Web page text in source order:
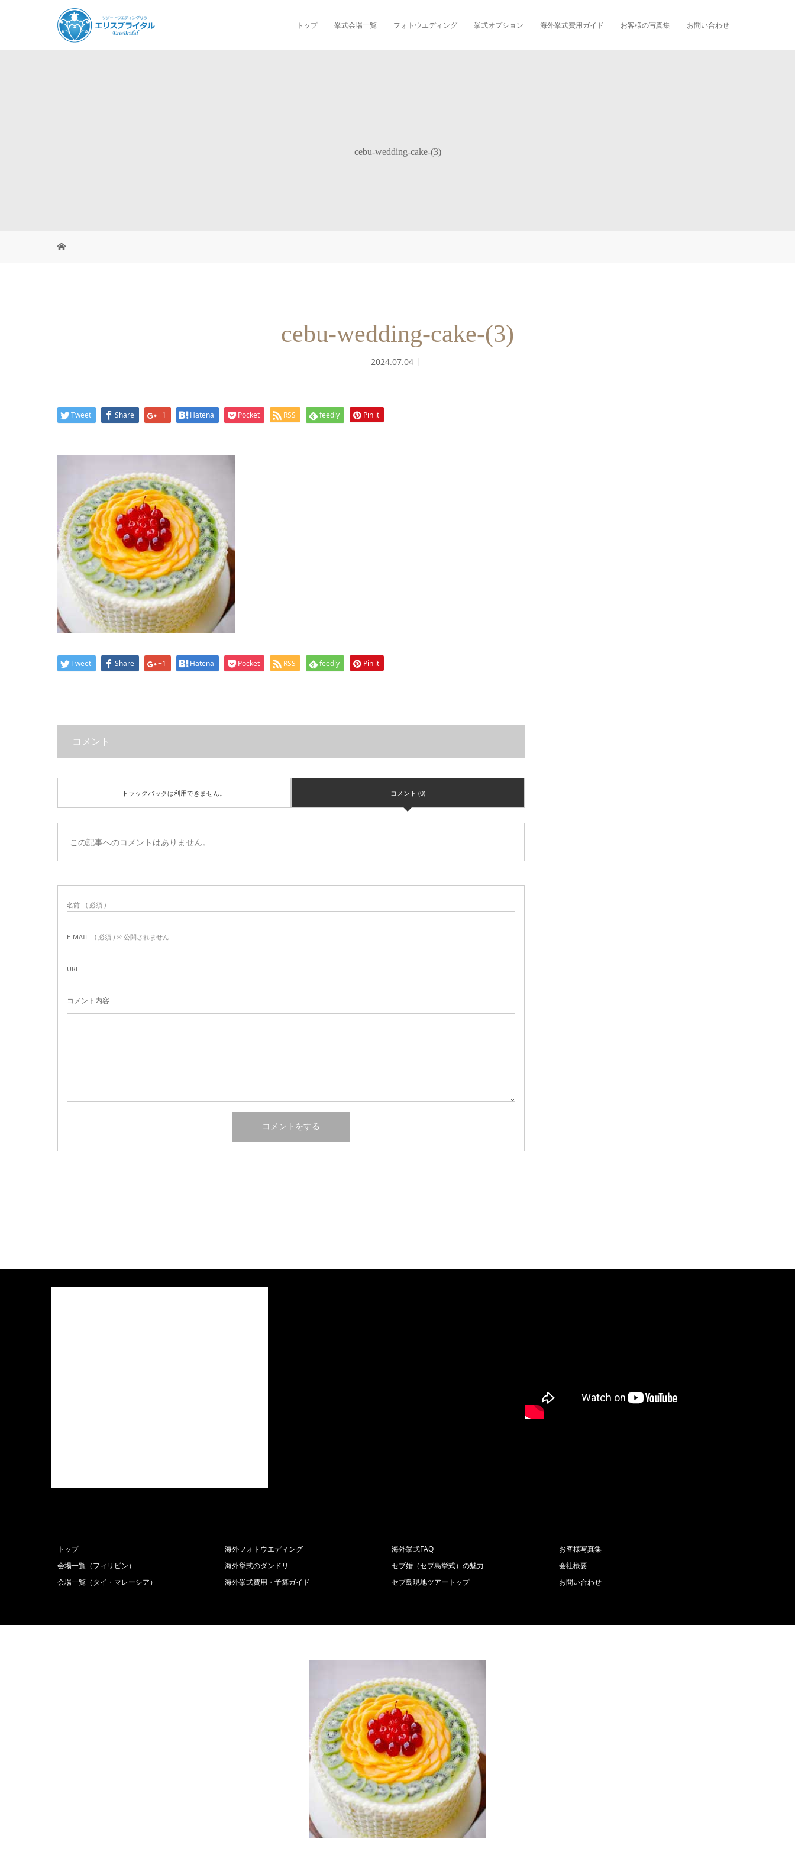
トップ 挙式会場一覧 フォトウエディング 挙式オプション 海外挙式費用ガイド お客様の写真集 お問い合わせ
cebu-wedding-cake-(3)
cebu-wedding-cake-(3)
2024.07.04
Tweet Share +1 Hatena Pocket RSS feedly Pin it
Tweet Share +1 Hatena Pocket RSS feedly Pin it
コメント
トラックバックは利用できません。 コメント (0)
この記事へのコメントはありません。
名前 ( 必須 )
E-MAIL ( 必須 ) ※ 公開されません
URL
コメント内容
トップ
会場一覧（フィリピン）
会場一覧（タイ・マレーシア）
海外フォトウエディング
海外挙式のダンドリ
海外挙式費用・予算ガイド
海外挙式FAQ
セブ婚（セブ島挙式）の魅力
セブ島現地ツアートップ
お客様写真集
会社概要
お問い合わせ